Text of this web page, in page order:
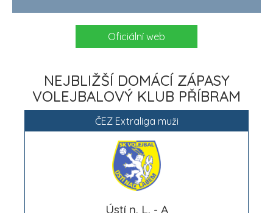
Oficiální web
NEJBLIŽŠÍ DOMÁCÍ ZÁPASY
VOLEJBALOVÝ KLUB PŘÍBRAM
ČEZ Extraliga muži
Ústí n. L. - A